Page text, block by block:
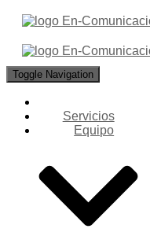
Toggle Navigation
Servicios
Equipo